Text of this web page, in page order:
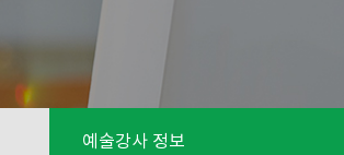
예술강사 정보